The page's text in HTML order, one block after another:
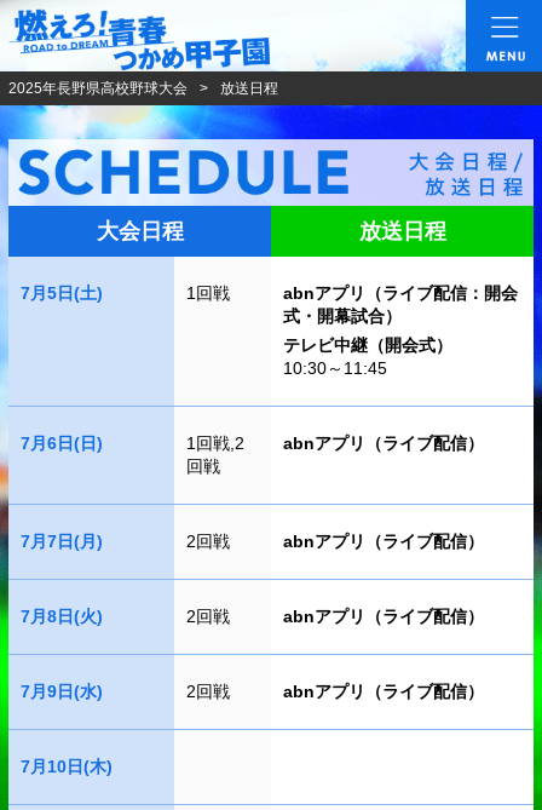
燃えろ!青春 つかめ
2025年長野県高校野球大会 放送日程
大会日程 放送日程
7月5日(土) 1回戦
abnアプリ（ライブ配信：開会
式・開幕試合）
テレビ中継（開会式）
10:30～11:45
7月6日(日)
1回戦,2
回戦
abnアプリ（ライブ配信）
7月7日(月) 2回戦 abnアプリ（ライブ配信）
7月8日(火) 2回戦 abnアプリ（ライブ配信）
7月9日(水) 2回戦 abnアプリ（ライブ配信）
7月10日(木)